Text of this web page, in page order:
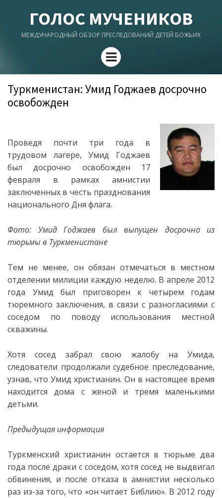
ГОЛОС МУЧЕНИКОВ
МЕЖДУНАРОДНЫЙ ОБЗОР ПРЕСЛЕДОВАНИЙ ДЕТЕЙ БОЖЬИХ
Menu
Туркменистан: Умид Годжаев досрочно
освобожден
Проведя почти три года в
трудовом лагере, Умид Годжаев
был досрочно освобожден 17
февраля в рамках амнистии
заключенных в честь празднования
национального Дня флага.
Фото: Умид Годжаев был выпущен досрочно из
тюрьмы в Туркменистане
Тем не менее, он обязан отмечаться в местном
отделении милиции каждую неделю. В апреле 2012
года Умид был приговорен к четырем годам
тюремного заключения, в связи с разногласиями с
соседом по поводу использования местной
скважины.
Хотя сосед забрал свою жалобу на Умида,
следователи продолжали судебное преследование,
узнав, что Умид христианин. Он в настоящее время
находится дома с женой и тремя маленькими
детьми.
Предыдущая информация
Туркменский христианин остается в тюрьме два
года после драки с соседом, хотя сосед не выдвигал
обвинения, и после отказа в амнистии несколько
раз из-за того, что «он читает Библию». В 2012 году